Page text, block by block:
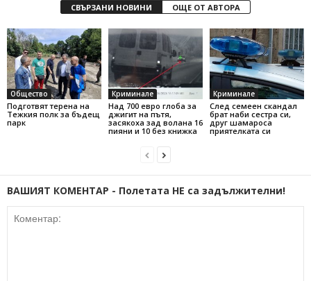
СВЪРЗАНИ НОВИНИ ОЩЕ ОТ АВТОРА
Общество
Подготвят терена на
Тежкия полк за бъдещ
парк
Криминале
Над 700 евро глоба за
джигит на пътя,
засякоха зад волана 16
пияни и 10 без книжка
Криминале
След семеен скандал
брат наби сестра си,
друг шамароса
приятелката си
ВАШИЯТ КОМЕНТАР - Полетата НЕ са задължителни!